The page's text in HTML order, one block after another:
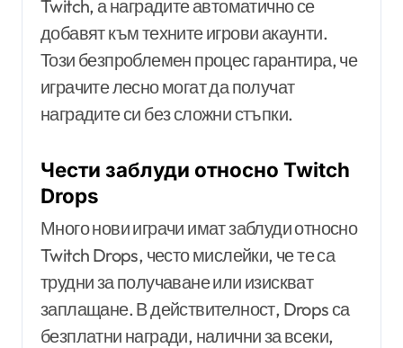
Twitch, а наградите автоматично се
добавят към техните игрови акаунти.
Този безпроблемен процес гарантира, че
играчите лесно могат да получат
наградите си без сложни стъпки.
Чести заблуди относно Twitch
Drops
Много нови играчи имат заблуди относно
Twitch Drops, често мислейки, че те са
трудни за получаване или изискват
заплащане. В действителност, Drops са
безплатни награди, налични за всеки,